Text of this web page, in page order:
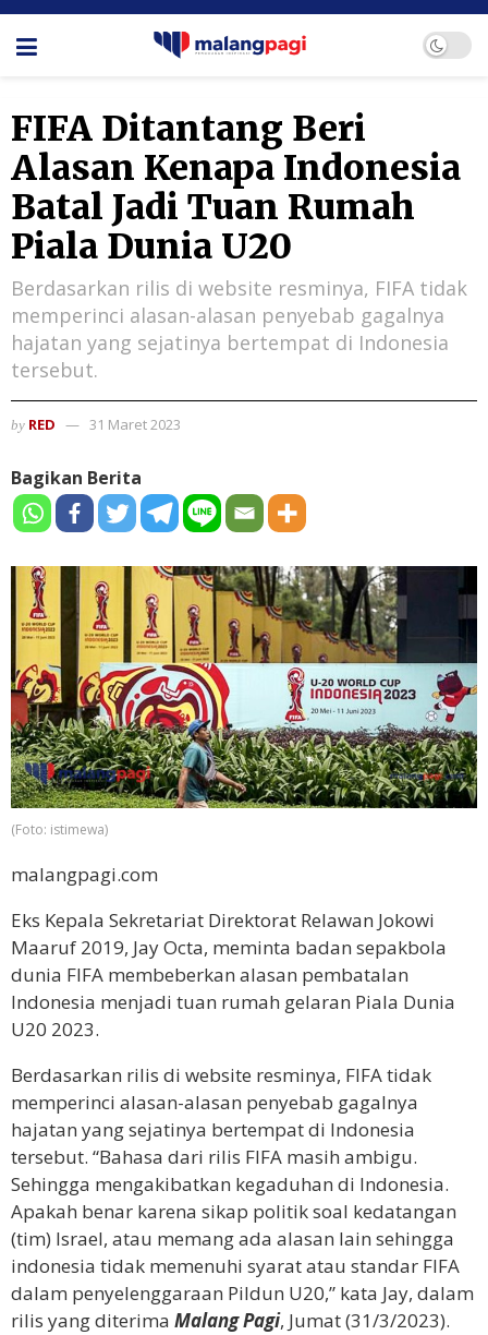
FIFA Ditantang Beri
Alasan Kenapa Indonesia
Batal Jadi Tuan Rumah
Piala Dunia U20
Berdasarkan rilis di website resminya, FIFA tidak
memperinci alasan-alasan penyebab gagalnya
hajatan yang sejatinya bertempat di Indonesia
tersebut.
by RED 31 Maret 2023
Bagikan Berita
(Foto: istimewa)
malangpagi.com
Eks Kepala Sekretariat Direktorat Relawan Jokowi
Maaruf 2019, Jay Octa, meminta badan sepakbola
dunia FIFA membeberkan alasan pembatalan
Indonesia menjadi tuan rumah gelaran Piala Dunia
U20 2023.
Berdasarkan rilis di website resminya, FIFA tidak
memperinci alasan-alasan penyebab gagalnya
hajatan yang sejatinya bertempat di Indonesia
tersebut. “Bahasa dari rilis FIFA masih ambigu.
Sehingga mengakibatkan kegaduhan di Indonesia.
Apakah benar karena sikap politik soal kedatangan
(tim) Israel, atau memang ada alasan lain sehingga
indonesia tidak memenuhi syarat atau standar FIFA
dalam penyelenggaraan Pildun U20,” kata Jay, dalam
rilis yang diterima Malang Pagi, Jumat (31/3/2023).